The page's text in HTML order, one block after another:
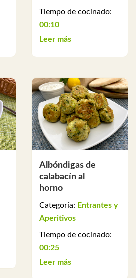
Tiempo de cocinado:
00:10
Leer más
Albóndigas de
calabacín al
horno
Categoría: Entrantes y
Aperitivos
Tiempo de cocinado:
00:25
Leer más